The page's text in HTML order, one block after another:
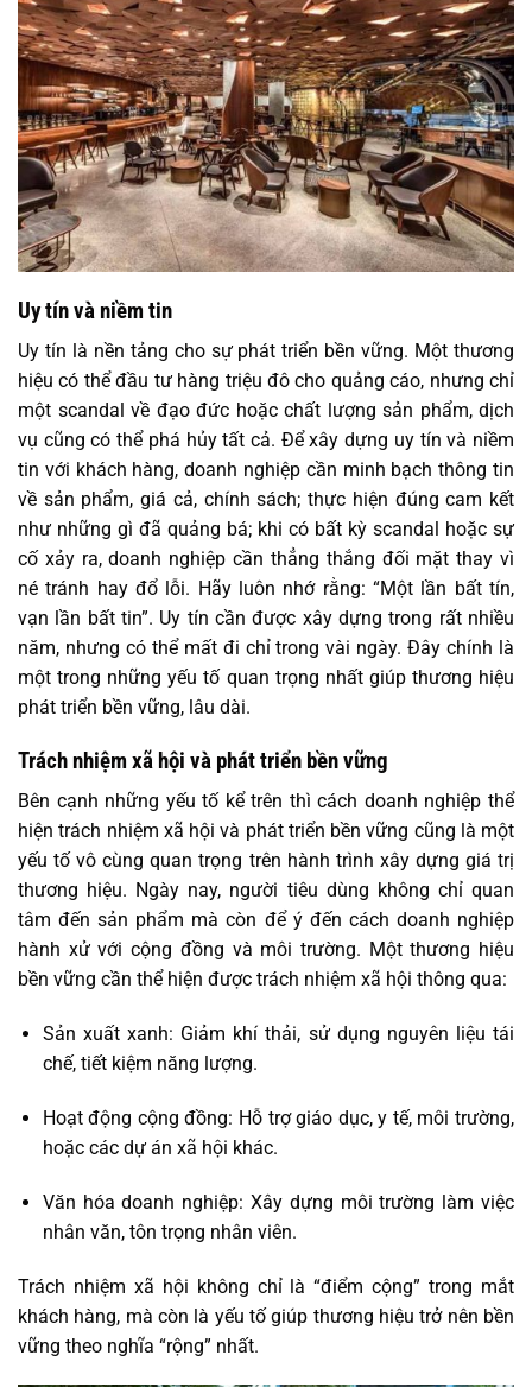
Uy tín và niềm tin
Uy tín là nền tảng cho sự phát triển bền vững. Một thương
hiệu có thể đầu tư hàng triệu đô cho quảng cáo, nhưng chỉ
một scandal về đạo đức hoặc chất lượng sản phẩm, dịch
vụ cũng có thể phá hủy tất cả. Để xây dựng uy tín và niềm
tin với khách hàng, doanh nghiệp cần minh bạch thông tin
về sản phẩm, giá cả, chính sách; thực hiện đúng cam kết
như những gì đã quảng bá; khi có bất kỳ scandal hoặc sự
cố xảy ra, doanh nghiệp cần thẳng thắng đối mặt thay vì
né tránh hay đổ lỗi. Hãy luôn nhớ rằng: “Một lần bất tín,
vạn lần bất tin”. Uy tín cần được xây dựng trong rất nhiều
năm, nhưng có thể mất đi chỉ trong vài ngày. Đây chính là
một trong những yếu tố quan trọng nhất giúp thương hiệu
phát triển bền vững, lâu dài.
Trách nhiệm xã hội và phát triển bền vững
Bên cạnh những yếu tố kể trên thì cách doanh nghiệp thể
hiện trách nhiệm xã hội và phát triển bền vững cũng là một
yếu tố vô cùng quan trọng trên hành trình xây dựng giá trị
thương hiệu. Ngày nay, người tiêu dùng không chỉ quan
tâm đến sản phẩm mà còn để ý đến cách doanh nghiệp
hành xử với cộng đồng và môi trường. Một thương hiệu
bền vững cần thể hiện được trách nhiệm xã hội thông qua:
Sản xuất xanh: Giảm khí thải, sử dụng nguyên liệu tái
chế, tiết kiệm năng lượng.
Hoạt động cộng đồng: Hỗ trợ giáo dục, y tế, môi trường,
hoặc các dự án xã hội khác.
Văn hóa doanh nghiệp: Xây dựng môi trường làm việc
nhân văn, tôn trọng nhân viên.
Trách nhiệm xã hội không chỉ là “điểm cộng” trong mắt
khách hàng, mà còn là yếu tố giúp thương hiệu trở nên bền
vững theo nghĩa “rộng” nhất.